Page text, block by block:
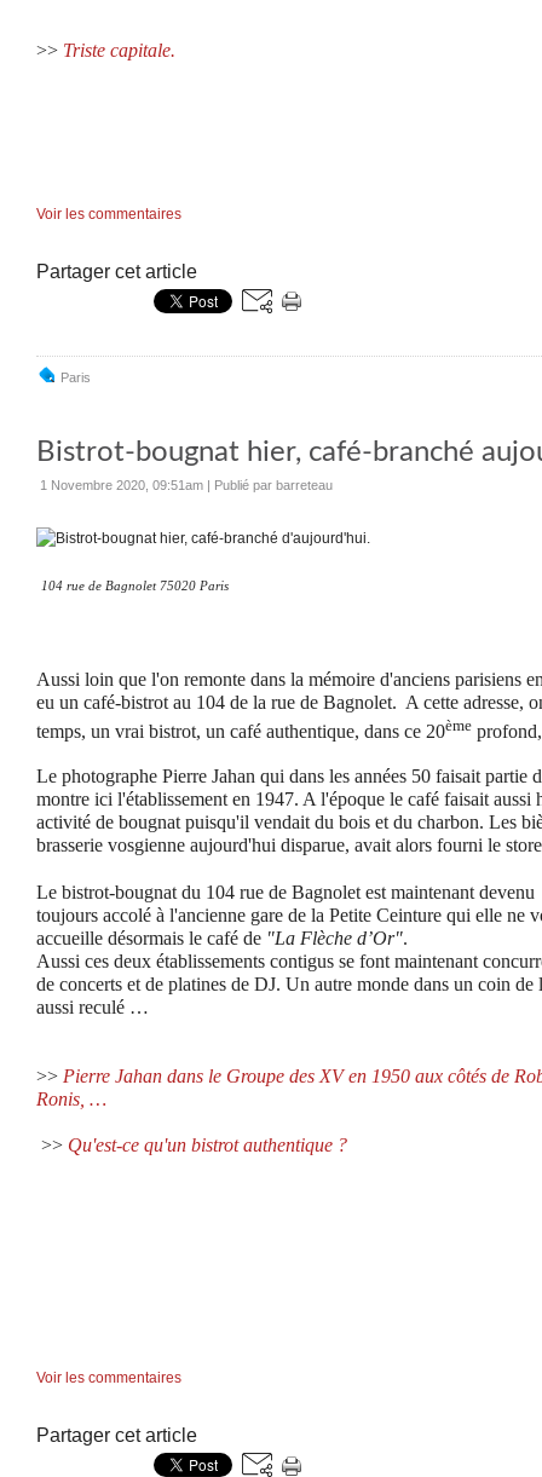
>> Triste capitale.
Voir les commentaires
Partager cet article
Paris
Bistrot-bougnat hier, café-branché
1 Novembre 2020, 09:51am | Publié par barreteau
104 rue de Bagnolet 75020 Paris
Aussi loin que l'on remonte dans la mémoire d'anciens parisiens
eu un café-bistrot au 104 de la rue de Bagnolet. A cette adresse,
temps, un vrai bistrot, un café authentique, dans ce 20ème
Le photographe Pierre Jahan qui dans les années 50 faisait partie
montre ici l'établissement en 1947. A l'époque le café faisait aussi
activité de bougnat puisqu'il vendait du bois et du charbon. Les
brasserie vosgienne aujourd'hui disparue, avait alors fourni le
Le bistrot-bougnat du 104 rue de Bagnolet est maintenant devenu
toujours accolé à l'ancienne gare de la Petite Ceinture qui elle ne
accueille désormais le café de "La Flèche d’Or".
Aussi ces deux établissements contigus se font maintenant
de concerts et de platines de DJ. Un autre monde dans un coin
aussi reculé …
>> Pierre Jahan dans le Groupe des XVen 1950 aux côtés de
Ronis, …
>> Qu'est-ce qu'un bistrot authentique ?
Voir les commentaires
Partager cet article